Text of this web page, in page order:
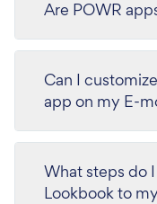
Are POWR
Can I
app on my E-
What steps do
Lookbook to